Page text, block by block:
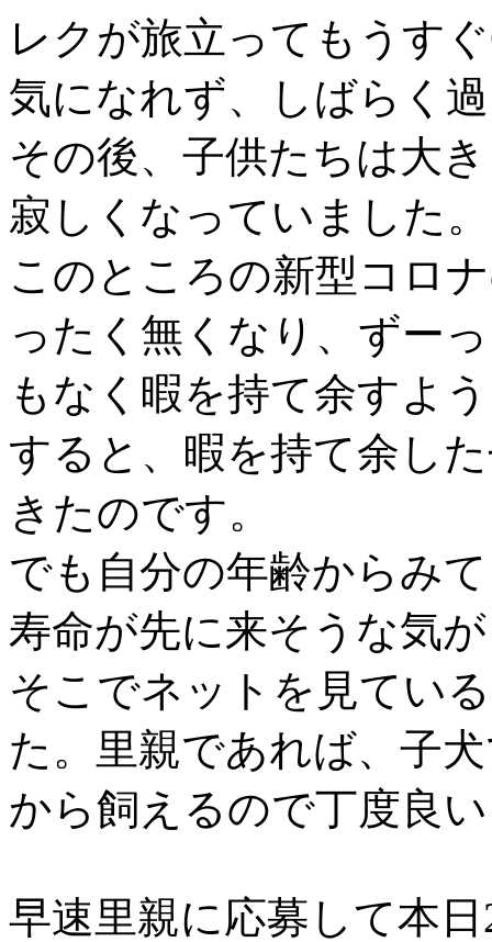
レクが旅立ってもうす
気になれず、しばらく
その後、子供たちは大
寂しくなっていました。
このところの新型コロ
ったく無くなり、ずー
もなく暇を持て余すよ
すると、暇を持て余し
きたのです。
でも自分の年齢からみ
寿命が先に来そうな気
そこでネットを見てい
た。里親であれば、子
から飼えるので丁度良
早速里親に応募して本